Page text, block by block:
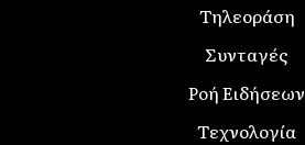
Τηλεοράση
Συνταγές
Ροή Ειδήσεων
Τεχνολογία